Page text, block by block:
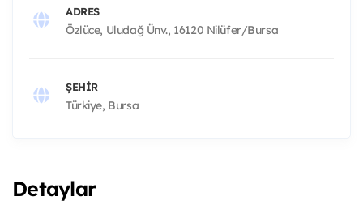
ADRES
Özlüce, Uludağ Ünv., 16120 Nilüfer/Bursa
ŞEHIR
Türkiye, Bursa
Detaylar